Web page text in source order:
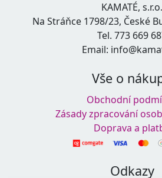
KAMATÉ, s.r.o.
Na Stráňce 1798/23, České
Tel. 773 669
Email:
Vše o
Obchodní
Zásady zpracování
Doprava a
Odkazy